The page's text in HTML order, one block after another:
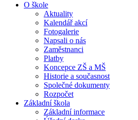
O škole
Aktuality
Kalendář akcí
Fotogalerie
Napsali o nás
Zaměstnanci
Platby
Koncepce ZŠ a MŠ
Historie a současnost
Společné dokumenty
Rozpočet
Základní škola
Základní informace